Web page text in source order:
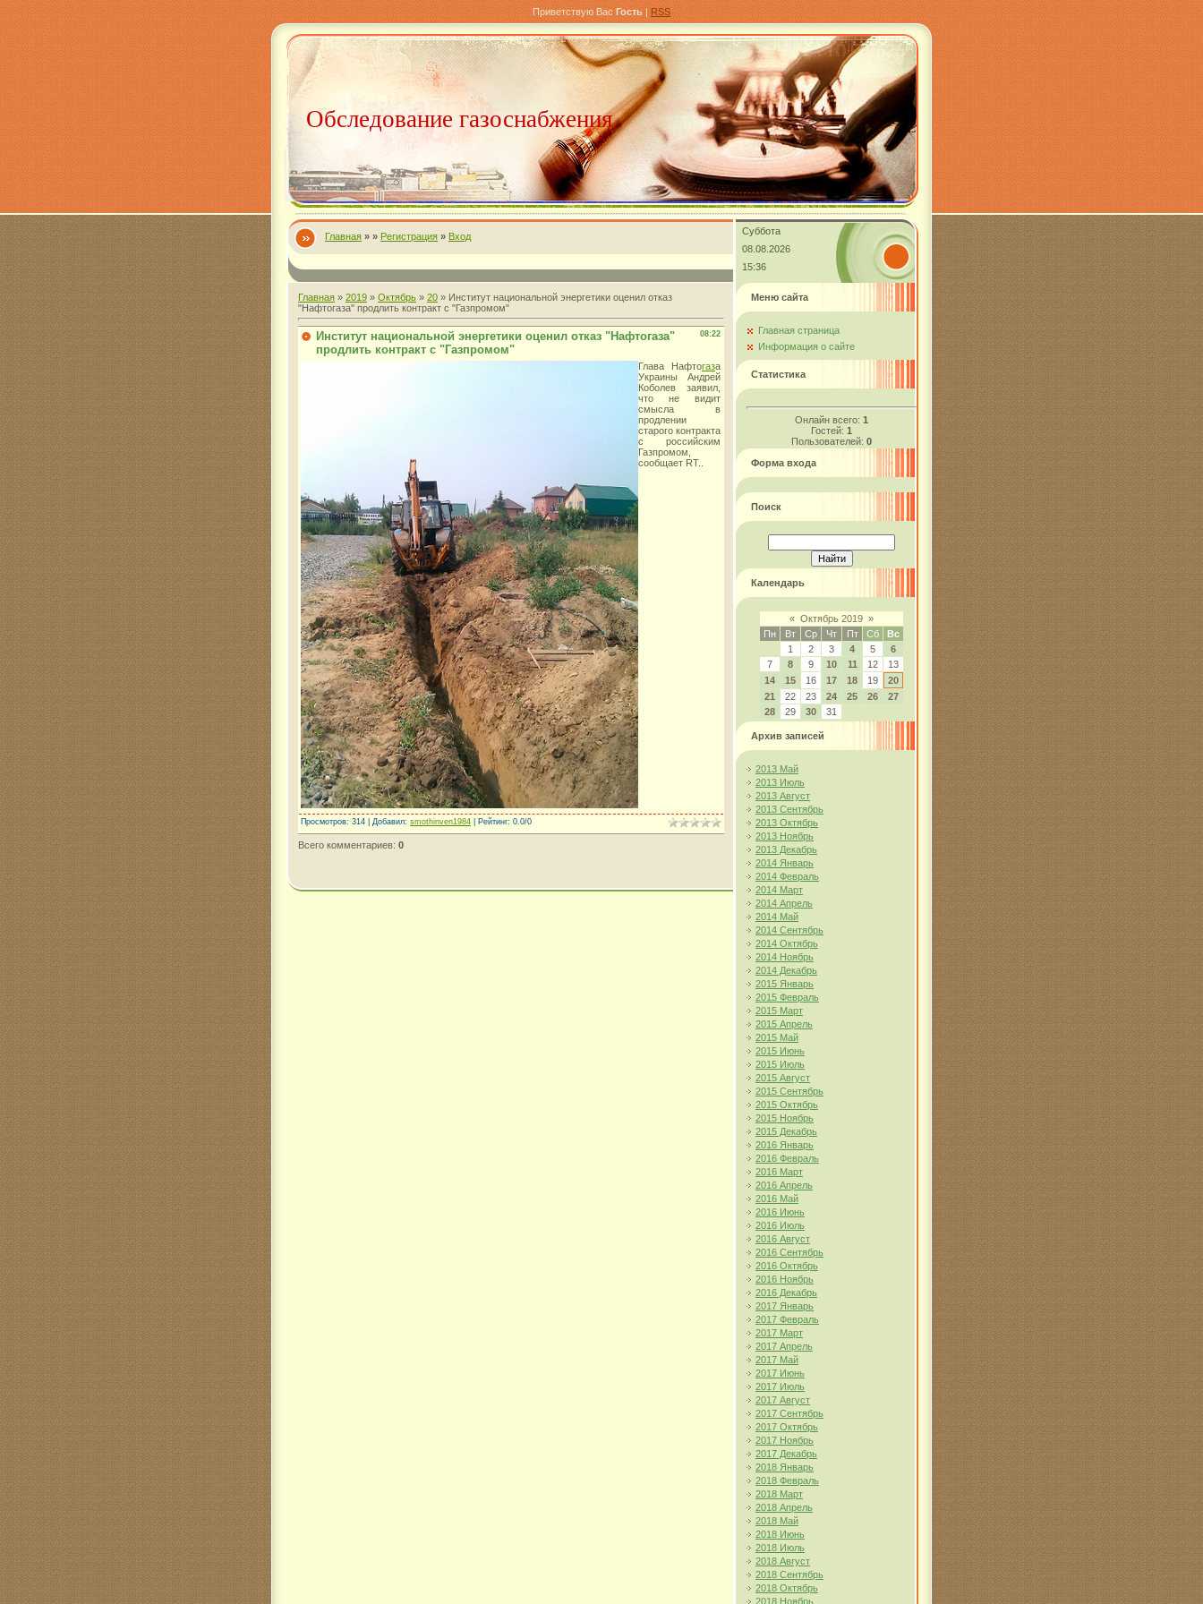
Приветствую Вас Гость | RSS
Обследование газоснабжения
Главная » » Регистрация » Вход
Суббота
08.08.2026
15:36
Главная » 2019 » Октябрь » 20 » Институт национальной энергетики оценил отказ
"Нафтогаза" продлить контракт с "Газпромом"
08:22
Институт национальной энергетики оценил отказ "Нафтогаза"
продлить контракт с "Газпромом"
Глава Нафтогаза
Украины Андрей
Коболев заявил,
что не видит
смысла в
продлении
старого контракта
с российским
Газпромом,
сообщает RT..
Просмотров: 314 | Добавил: smothinven1984 Рейтинг: 0.0/0
Всего комментариев: 0
Меню сайта
Главная страница
Информация о сайте
Статистика
Онлайн всего: 1
Гостей: 1
Пользователей: 0
Форма входа
Поиск
Календарь
« Октябрь 2019 »
Пн
Вт Ср Чт Пт Сб
Вс
1
2 3 4 5
6
7
8 9 10 11 12
13
14
15 16 17 18 19
20
21
22 23 24 25 26
27
28
29 30 31
Архив записей
2013 Май
2013 Июль
2013 Август
2013 Сентябрь
2013 Октябрь
2013 Ноябрь
2013 Декабрь
2014 Январь
2014 Февраль
2014 Март
2014 Апрель
2014 Май
2014 Сентябрь
2014 Октябрь
2014 Ноябрь
2014 Декабрь
2015 Январь
2015 Февраль
2015 Март
2015 Апрель
2015 Май
2015 Июнь
2015 Июль
2015 Август
2015 Сентябрь
2015 Октябрь
2015 Ноябрь
2015 Декабрь
2016 Январь
2016 Февраль
2016 Март
2016 Апрель
2016 Май
2016 Июнь
2016 Июль
2016 Август
2016 Сентябрь
2016 Октябрь
2016 Ноябрь
2016 Декабрь
2017 Январь
2017 Февраль
2017 Март
2017 Апрель
2017 Май
2017 Июнь
2017 Июль
2017 Август
2017 Сентябрь
2017 Октябрь
2017 Ноябрь
2017 Декабрь
2018 Январь
2018 Февраль
2018 Март
2018 Апрель
2018 Май
2018 Июнь
2018 Июль
2018 Август
2018 Сентябрь
2018 Октябрь
2018 Ноябрь